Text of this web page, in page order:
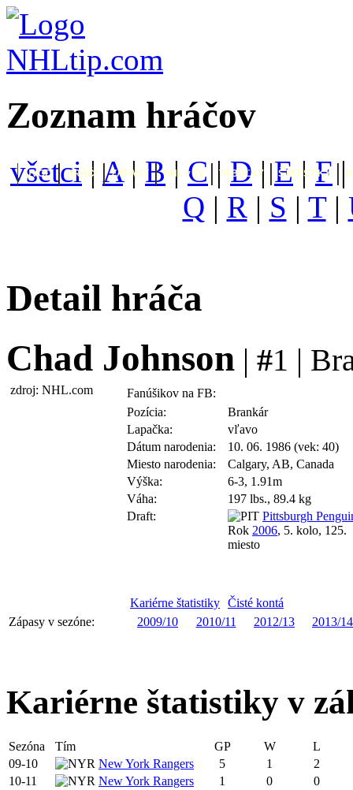
ÚVOD HRÁČI ZÁPASY NHL v TV TABUĽKY ŠTATISTIKY
Zoznam hráčov
všetci|A|B|C|D|E|F
Q | R| S | T|
Detail hráča
Chad Johnson | #1 |
zdroj: NHL.com
Fanúšikov na FB:
Pozícia:
Brankár
Lapačka:
vľavo
Dátum narodenia:
10. 06. 1986 (vek: 40)
Miesto narodenia:
Calgary, AB, Canada
Výška:
6-3, 1.91m
Váha:
197 lbs., 89.4 kg
Draft:
Pittsburgh
Rok 2006, 5. kolo, 125.
miesto
Kariérne štatistiky Čisté kontá
Zápasy v sezóne:
2009/10 2010/11 2012/13 2013/14
Kariérne štatistiky v
Sezóna Tím GP W
L
09-10
New York Rangers 5 1
2
10-11
New York Rangers 1 0
0